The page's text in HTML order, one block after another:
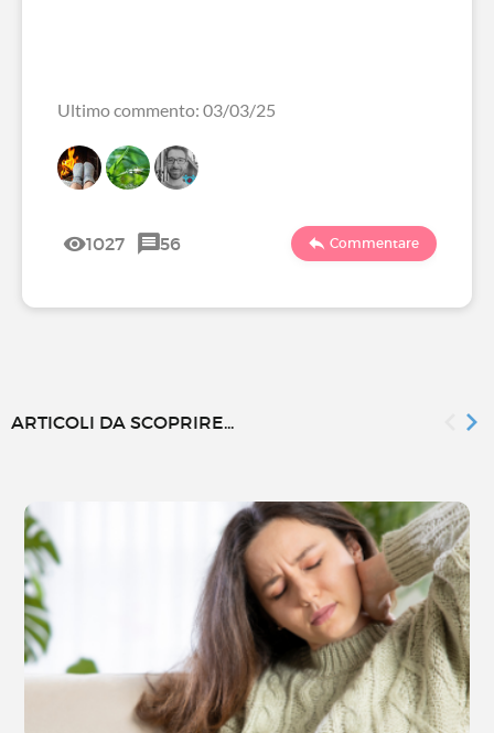
Ultimo commento: 03/03/25
1027 56 Commentare
ARTICOLI DA SCOPRIRE...